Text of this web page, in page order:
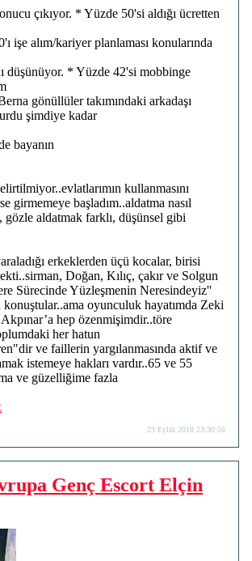
çıkıyor. * Yüzde 50'si aldığı ücretten
işe alım/kariyer planlaması konularında
düşünüyor. * Yüzde 42'si mobbinge
gönüllüler takımındaki arkadaşı
şimdiye kadar
bayanın
kullanmasını
girmemeye başladım..aldatma nasıl
gözle aldatmak farklı, düşünsel gibi
erkeklerden üçü kocalar, birisi
Doğan, Kılıç, çakır ve Solgun
Sürecinde Yüzleşmenin Neresindeyiz''
oyunculuk hayatımda Zeki
hep özenmişimdir..töre
her hatun
ve faillerin yargılanmasında aktif ve
istemeye hakları vardır..65 ve 55
ve güzelliğime fazla
23 Eylül 2018 23:30:56
Genç Escort Elçin